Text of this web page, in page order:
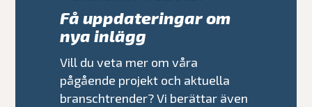
Få uppdateringar om
nya inlägg
Vill du veta mer om våra
pågående projekt och aktuella
branschtrender? Vi berättar även